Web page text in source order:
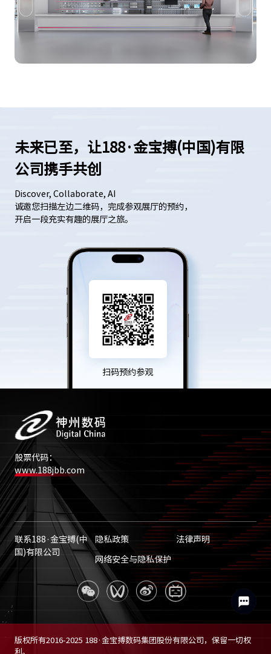
未来已至，让188·金宝搏(中国)有限
公司携手共创
Discover, Collaborate, AI
诚邀您扫描左边二维码，完成参观展厅的预约，
开启一段充实有趣的展厅之旅。
扫码预约参观
股票代码：
www.188jbb.com
联系188·金宝搏(中
国)有限公司
隐私政策 法律声明
网络安全与隐私保护
版权所有2016-2025 188·金宝搏数码集团股份有限公司，保留一切权
利。